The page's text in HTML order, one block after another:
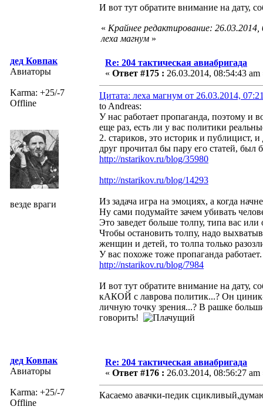
И вот тут обратите внимание на дату,
« Крайнее редактирование:
леха магнум »
дед Ковпак
Авиаторы
Karma: +25/-7
Offline
везде враги
Re: 204 тактическая авиабригада
« Ответ #175 : 26.03.2014, 08:54:43 am
Цитата: леха магнум от 26.03.2014,
to Andreas:
У нас работает пропаганда, поэтому и
еще раз, есть ли у вас политики
2. стариков, это историк и публицист,
друг прочитал бы пару его статей, был
http://nstarikov.ru/blog/35980
http://nstarikov.ru/blog/14293
Из задача игра на эмоциях, а когда
Ну сами подумайте зачем убивать
Это заведет больше толпу, типа вас или
Чтобы остановить толпу, надо
женщин и детей, то толпа только
У вас похоже тоже пропаганда
http://nstarikov.ru/blog/7984
И вот тут обратите внимание на дату,
кАКОЙ с лаврова политик...? Он циник-
личную точку зрения...? В рашке
говорить!
дед Ковпак
Авиаторы
Karma: +25/-7
Offline
Re: 204 тактическая авиабригада
« Ответ #176 : 26.03.2014, 08:56:27 am
Касаемо авачки-педик